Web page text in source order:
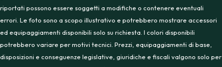
riportati possono essere soggetti a modifiche o contenere eventuali
errori. Le foto sono a scopo illustrativo e potrebbero mostrare accessori
ed equipaggiamenti disponibili solo su richiesta. I colori disponibili
potrebbero variare per motivi tecnici. Prezzi, equipaggiamenti di base,
disposizioni e conseguenze legislative, giuridiche e fiscali valgono solo per